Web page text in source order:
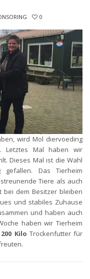
0
wird Mol diervoeding
Letztes Mal haben wir
Dieses Mal ist die Wahl
gefallen. Das Tierheim
Tiere als auch
bei dem Besitzer bleiben
und stabiles Zuhause
und haben auch
haben wir Tierheim
200 Kilo Trockenfutter für